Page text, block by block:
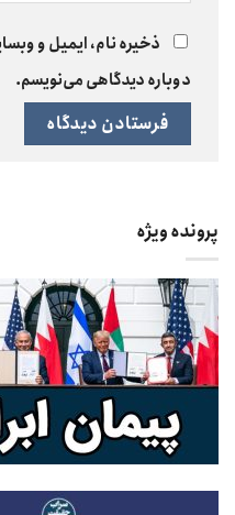
ذخیره نام، ایمیل و
دوباره دیدگاهی می‌نویسم.
پرونده ویژه